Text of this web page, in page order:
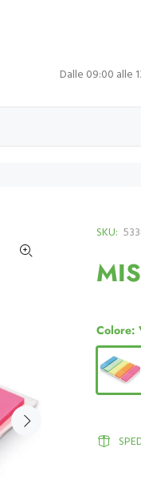
Dalle 09:00 alle
SKU:
Colore: